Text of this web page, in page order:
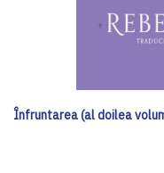
Înfruntarea (al doilea